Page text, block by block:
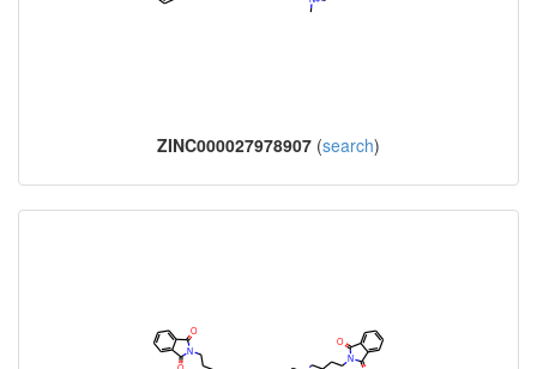
ZINC000027978907 (search)